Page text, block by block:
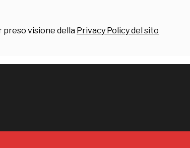
preso visione della Privacy Policy del sito